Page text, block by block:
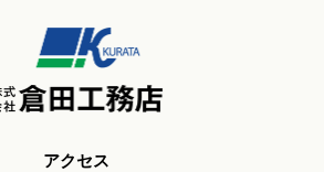
アクセス